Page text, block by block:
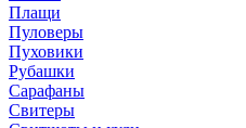
Плащи
Пуловеры
Пуховики
Рубашки
Сарафаны
Свитеры